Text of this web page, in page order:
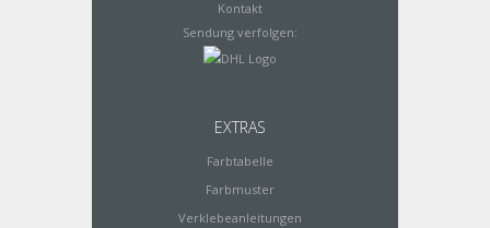
Kontakt
Sendung verfolgen:
EXTRAS
Farbtabelle
Farbmuster
Verklebeanleitungen